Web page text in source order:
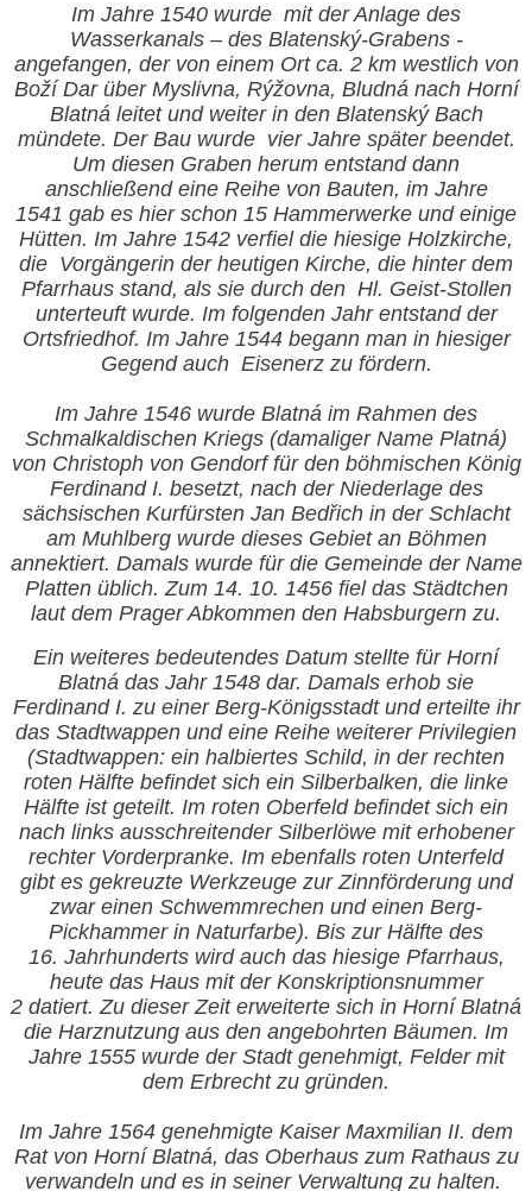
Im Jahre 1540 wurde mit der Anlage des
Wasserkanals – des Blatenský-Grabens -
angefangen, der von einem Ort ca. 2 km westlich von
Boží Dar über Myslivna, Rýžovna, Bludná nach Horní
Blatná leitet und weiter in den Blatenský Bach
mündete. Der Bau wurde vier Jahre später beendet.
Um diesen Graben herum entstand dann
anschließend eine Reihe von Bauten, im Jahre
1541 gab es hier schon 15 Hammerwerke und einige
Hütten. Im Jahre 1542 verfiel die hiesige Holzkirche,
die Vorgängerin der heutigen Kirche, die hinter dem
Pfarrhaus stand, als sie durch den Hl. Geist-Stollen
unterteuft wurde. Im folgenden Jahr entstand der
Ortsfriedhof. Im Jahre 1544 begann man in hiesiger
Gegend auch Eisenerz zu fördern.
Im Jahre 1546 wurde Blatná im Rahmen des
Schmalkaldischen Kriegs (damaliger Name Platná)
von Christoph von Gendorf für den böhmischen König
Ferdinand I. besetzt, nach der Niederlage des
sächsischen Kurfürsten Jan Bedřich in der Schlacht
am Muhlberg wurde dieses Gebiet an Böhmen
annektiert. Damals wurde für die Gemeinde der Name
Platten üblich. Zum 14. 10. 1456 fiel das Städtchen
laut dem Prager Abkommen den Habsburgern zu.
Ein weiteres bedeutendes Datum stellte für Horní
Blatná das Jahr 1548 dar. Damals erhob sie
Ferdinand I. zu einer Berg-Königsstadt und erteilte ihr
das Stadtwappen und eine Reihe weiterer Privilegien
(Stadtwappen: ein halbiertes Schild, in der rechten
roten Hälfte befindet sich ein Silberbalken, die linke
Hälfte ist geteilt. Im roten Oberfeld befindet sich ein
nach links ausschreitender Silberlöwe mit erhobener
rechter Vorderpranke. Im ebenfalls roten Unterfeld
gibt es gekreuzte Werkzeuge zur Zinnförderung und
zwar einen Schwemmrechen und einen Berg-
Pickhammer in Naturfarbe). Bis zur Hälfte des
16. Jahrhunderts wird auch das hiesige Pfarrhaus,
heute das Haus mit der Konskriptionsnummer
2 datiert. Zu dieser Zeit erweiterte sich in Horní Blatná
die Harznutzung aus den angebohrten Bäumen. Im
Jahre 1555 wurde der Stadt genehmigt, Felder mit
dem Erbrecht zu gründen.
Im Jahre 1564 genehmigte Kaiser Maxmilian II. dem
Rat von Horní Blatná, das Oberhaus zum Rathaus zu
verwandeln und es in seiner Verwaltung zu halten.